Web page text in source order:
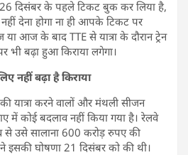
दिसंबर के पहले टिकट बुक कर लिया है,
देना होगा ना ही आपके टिकट पर
या आज के बाद TTE से यात्रा के दौरान ट्रेन
भी बढ़ा हुआ किराया लगेगा।
नहीं बढ़ा है किराया
यात्रा करने वालों और मंथली सीजन
में कोई बदलाव नहीं किया गया है। रेलवे
उसे सालाना 600 करोड़ रुपए की
इसकी घोषणा 21 दिसंबर को की थी।